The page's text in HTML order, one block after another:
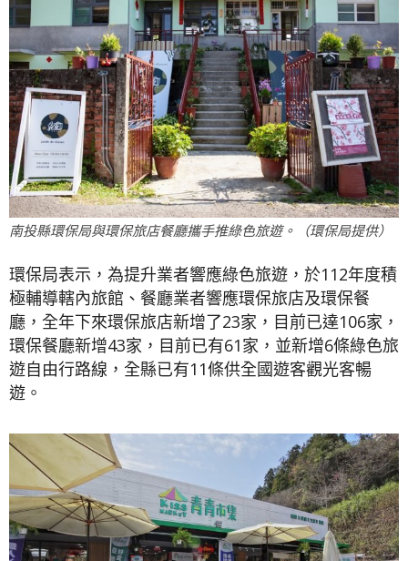
南投縣環保局與環保旅店餐廳攜手推綠色旅遊。（環保局提供）
環保局表示，為提升業者響應綠色旅遊，於112年度積
極輔導轄內旅館、餐廳業者響應環保旅店及環保餐
廳，全年下來環保旅店新增了23家，目前已達106家，
環保餐廳新增43家，目前已有61家，並新增6條綠色旅
遊自由行路線，全縣已有11條供全國遊客觀光客暢
遊。